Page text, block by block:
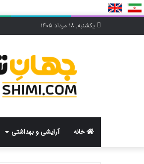
یکشنبه, ۱۸ مرداد ۱۴۰۵
خانه آرایشی و بهداشتی